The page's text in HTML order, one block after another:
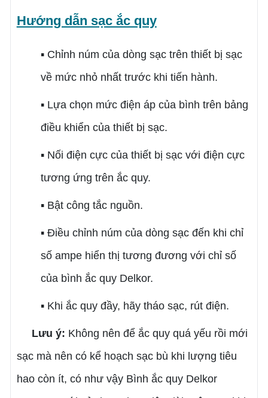
Hướng dẫn sạc ắc quy
▪ Chỉnh núm của dòng sạc trên thiết bị sạc
về mức nhỏ nhất trước khi tiến hành.
▪ Lựa chọn mức điện áp của bình trên bảng
điều khiển của thiết bị sạc.
▪ Nối điện cực của thiết bị sạc với điện cực
tương ứng trên ắc quy.
▪ Bật công tắc nguồn.
▪ Điều chỉnh núm của dòng sạc đến khi chỉ
số ampe hiển thị tương đương với chỉ số
của bình ắc quy Delkor.
▪ Khi ắc quy đầy, hãy tháo sạc, rút điện.
Lưu ý: Không nên để ắc quy quá yếu rồi mới
sạc mà nên có kể hoạch sạc bù khi lượng tiêu
hao còn ít, có như vậy Bình ắc quy Delkor